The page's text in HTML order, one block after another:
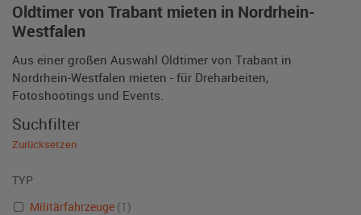
Oldtimer von Trabant mieten in Nordrhein-
Westfalen
Aus einer großen Auswahl Oldtimer von Trabant in
Nordrhein-Westfalen mieten - für Dreharbeiten,
Fotoshootings und Events.
Suchfilter
Zurücksetzen
TYP
Militärfahrzeuge (1)